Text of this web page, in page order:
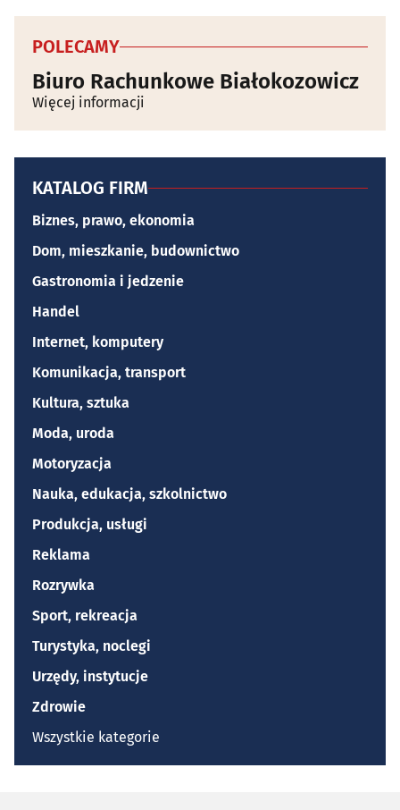
POLECAMY
Biuro Rachunkowe Białokozowicz
Więcej informacji
KATALOG FIRM
Biznes, prawo, ekonomia
Dom, mieszkanie, budownictwo
Gastronomia i jedzenie
Handel
Internet, komputery
Komunikacja, transport
Kultura, sztuka
Moda, uroda
Motoryzacja
Nauka, edukacja, szkolnictwo
Produkcja, usługi
Reklama
Rozrywka
Sport, rekreacja
Turystyka, noclegi
Urzędy, instytucje
Zdrowie
Wszystkie kategorie